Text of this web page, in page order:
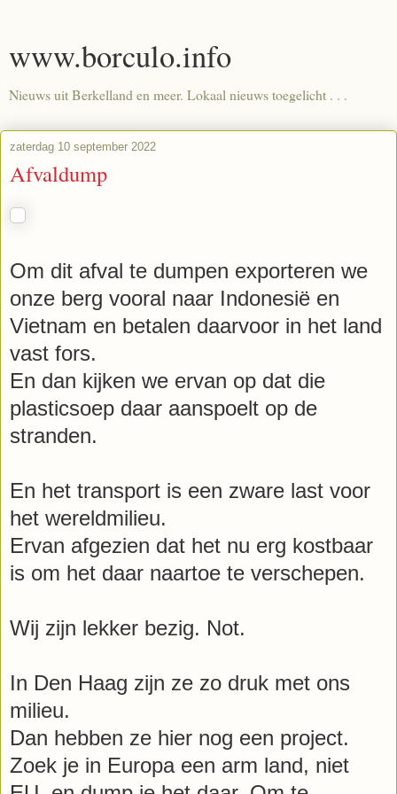
www.borculo.info
Nieuws uit Berkelland en meer. Lokaal nieuws toegelicht . . .
zaterdag 10 september 2022
Afvaldump
Om dit afval te dumpen exporteren we
onze berg vooral naar Indonesië en
Vietnam en betalen daarvoor in het land
vast fors.
En dan kijken we ervan op dat die
plasticsoep daar aanspoelt op de
stranden.
En het transport is een zware last voor
het wereldmilieu.
Ervan afgezien dat het nu erg kostbaar
is om het daar naartoe te verschepen.
Wij zijn lekker bezig. Not.
In Den Haag zijn ze zo druk met ons
milieu.
Dan hebben ze hier nog een project.
Zoek je in Europa een arm land, niet